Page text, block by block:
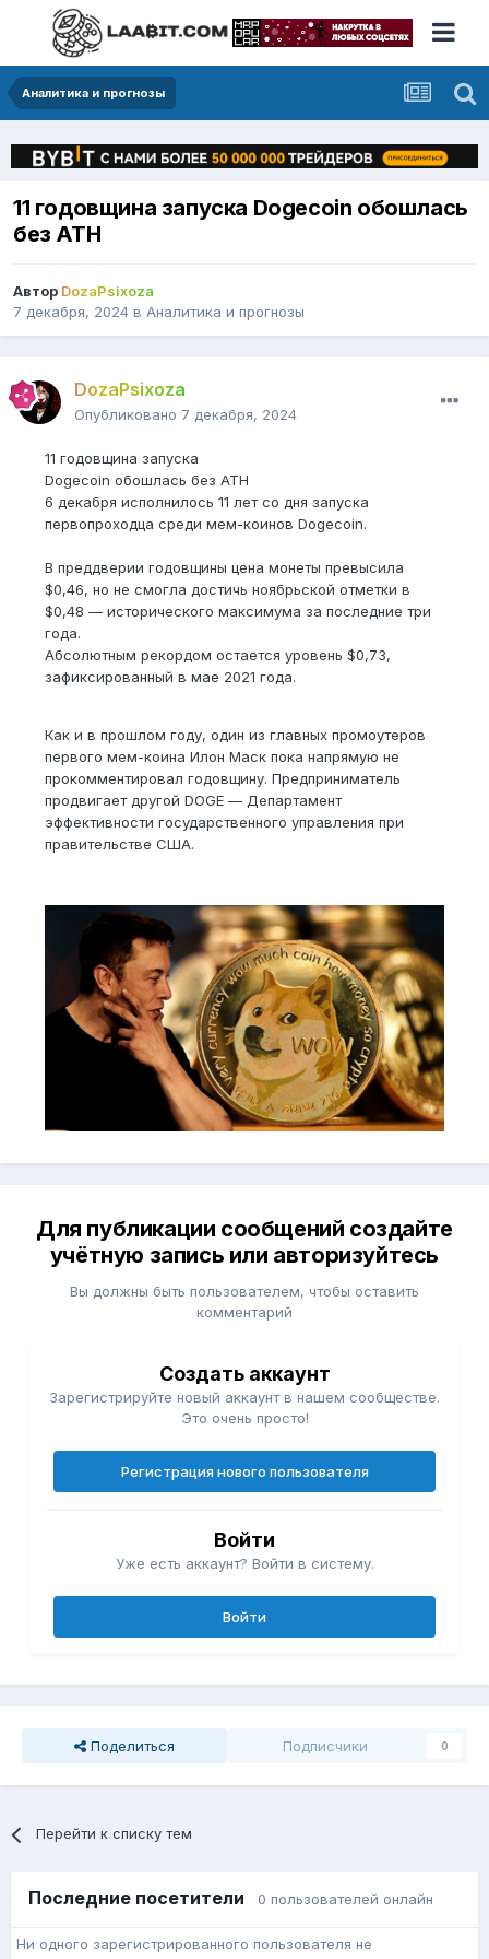
Аналитика и прогнозы
11 годовщина запуска Dogecoin обошлась
без АТН
Автор DozaPsixoza
7 декабря, 2024 в Аналитика и прогнозы
DozaPsixoza
Опубликовано 7 декабря, 2024
11 годовщина запуска
Dogecoin обошлась без АТН
6 декабря исполнилось 11 лет со дня запуска
первопроходца среди мем-коинов Dogecoin.
В преддверии годовщины цена монеты превысила
$0,46, но не смогла достичь ноябрьской отметки в
$0,48 — исторического максимума за последние три
года.
Абсолютным рекордом остается уровень $0,73,
зафиксированный в мае 2021 года.
Как и в прошлом году, один из главных промоутеров
первого мем-коина Илон Маск пока напрямую не
прокомментировал годовщину. Предприниматель
продвигает другой DOGE — Департамент
эффективности государственного управления при
правительстве США.
Для публикации сообщений создайте
учётную запись или авторизуйтесь
Вы должны быть пользователем, чтобы оставить
комментарий
Создать аккаунт
Зарегистрируйте новый аккаунт в нашем сообществе.
Это очень просто!
Регистрация нового пользователя
Войти
Уже есть аккаунт? Войти в систему.
Войти
Поделиться Подписчики 0
Перейти к списку тем
Последние посетители 0 пользователей онлайн
Ни одного зарегистрированного пользователя не